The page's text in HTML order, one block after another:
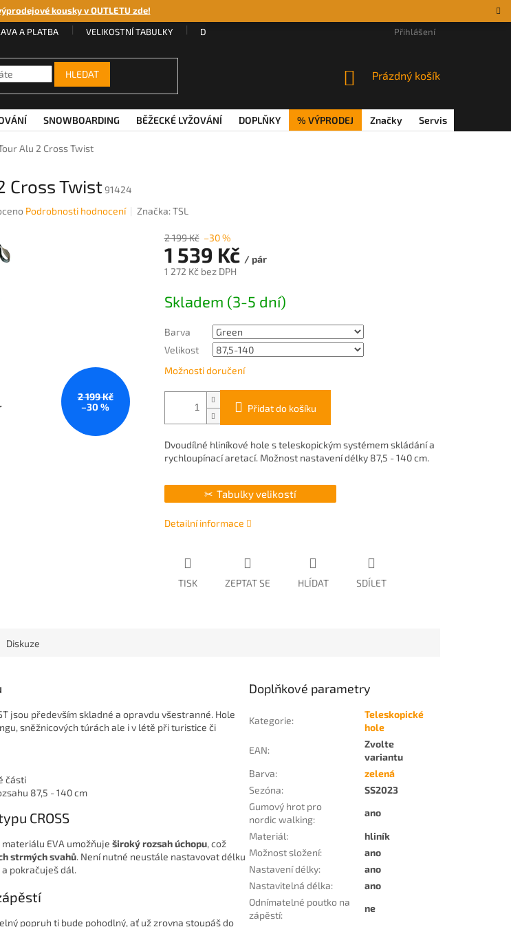
kousky v OUTLETU zde!
A PLATBA VELIKOSTNÍ TABULKY DÁRKOVÉ POUKAZY VĚRNOSTNÍ PROGRAM
Přihlášení
HLEDAT
NÁKUPNÍ
Prázdný košík
SNOWBOARDING BĚŽECKÉ LYŽOVÁNÍ DOPLŇKY % VÝPRODEJ Značky Servis
Alu 2 Cross Twist
Cross Twist91424
Podrobnosti hodnocení Značka:TSL
2 199 Kč
–30 %
2 199 Kč –30 %
1 539 Kč / pár
1 272 Kč bez DPH
cena:
Skladem (3-5 dní)
Barva
Velikost
Možnosti doručení
Přidat do košíku
Dvoudílné hliníkové hole s teleskopickým systémem skládání a
rychloupínací aretací. Možnost nastavení délky 87,5 - 140 cm.
Tabulky velikostí
Detailní informace
TISK ZEPTAT SE HLÍDAT SDÍLET
Diskuze
jsou především skladné a opravdu všestranné. Hole
sněžnicových túrách ale i v létě při turistice či
části
87,5 - 140 cm
CROSS
EVA umožňuje široký rozsah úchopu, což
strmých svahů. Není nutné neustále nastavovat délku
pokračuješ dál.
popruh ti bude pohodlný, ať už zrovna stoupáš do
Doplňkové parametry
Kategorie:
Teleskopické
hole
EAN:
Zvolte
variantu
Barva:
zelená
Sezóna:
SS2023
Gumový hrot pro
nordic walking:
ano
Materiál:
hliník
Možnost složení:
ano
Nastavení délky:
ano
Nastavitelná délka:
ano
Odnímatelné poutko na
zápěstí:
ne